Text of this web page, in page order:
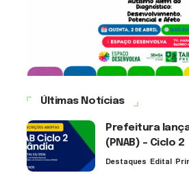
Últimas Notícias
Prefeitura
(PNAB) – Ciclo 2
Destaques Edital